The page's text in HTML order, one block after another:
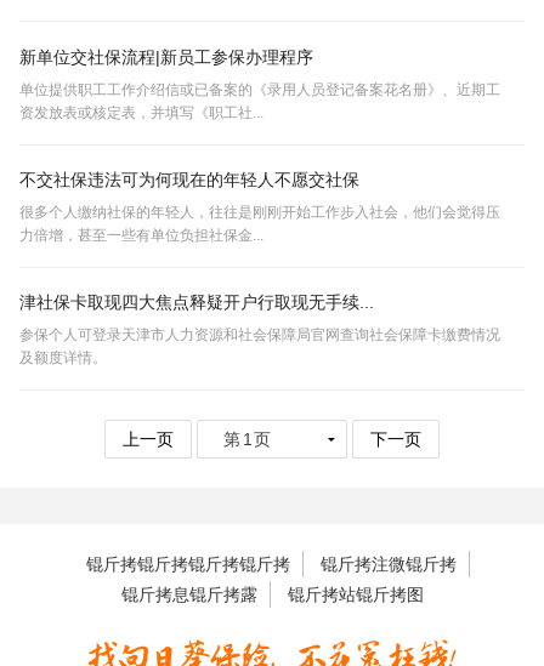
新单位交社保流程|新员工参保办理程序
单位提供职工工作介绍信或已备案的《录用人员登记备案花名册》、近期工
资发放表或核定表，并填写《职工社...
不交社保违法可为何现在的年轻人不愿交社保
很多个人缴纳社保的年轻人，往往是刚刚开始工作步入社会，他们会觉得压
力倍增，甚至一些有单位负担社保金...
津社保卡取现四大焦点释疑开户行取现无手续...
参保个人可登录天津市人力资源和社会保障局官网查询社会保障卡缴费情况
及额度详情。
上一页 下一页
锟斤拷锟斤拷锟斤拷锟斤拷
锟斤拷注微锟斤拷
锟斤拷息锟斤拷露
锟斤拷站锟斤拷图